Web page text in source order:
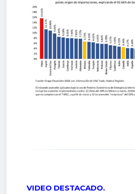
VIDEO DESTACADO.